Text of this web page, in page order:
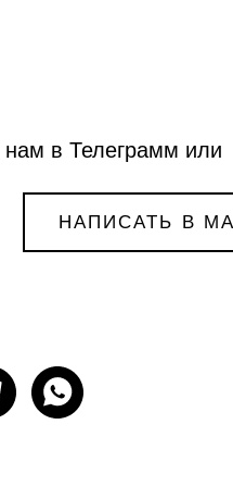
в Телеграмм или
НАПИСАТЬ В